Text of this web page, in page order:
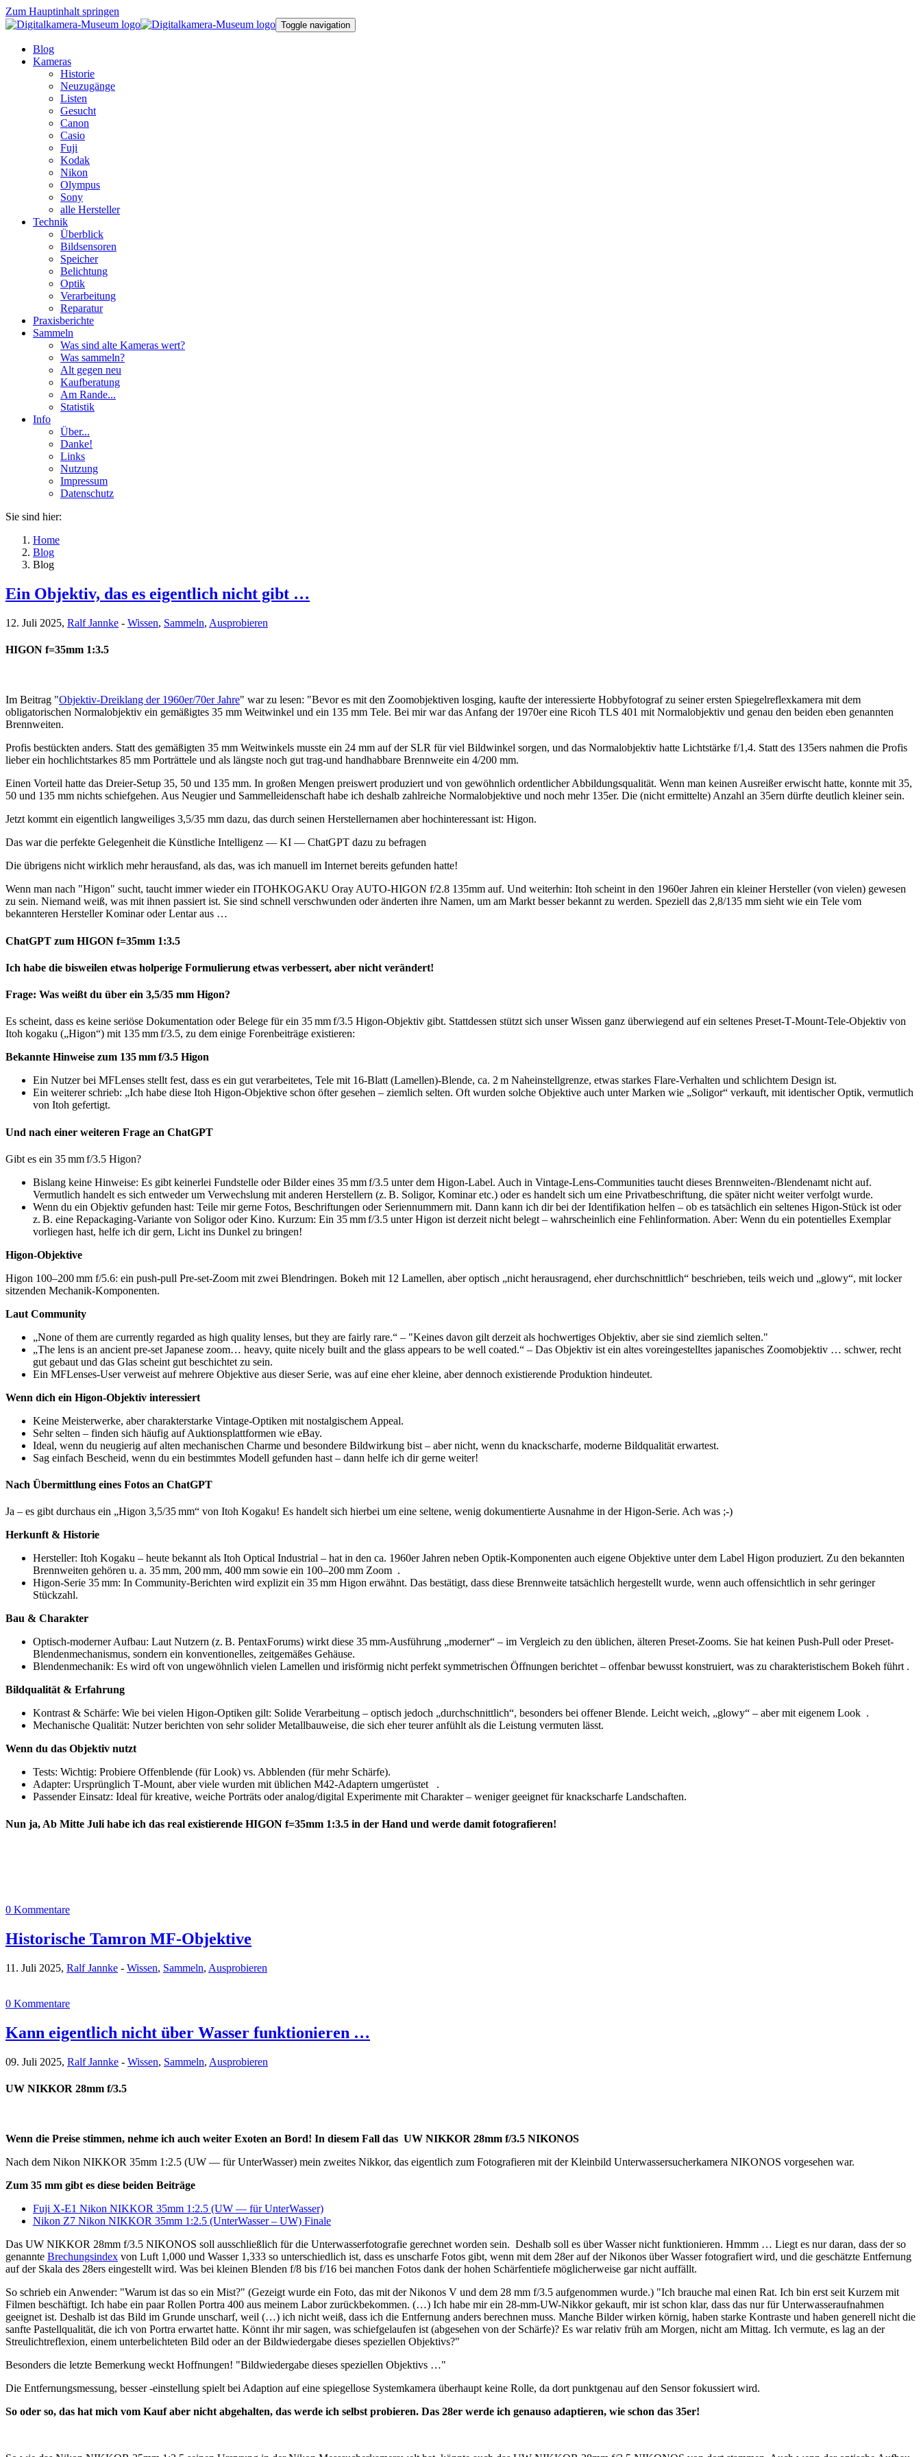
Zum Hauptinhalt springen
Toggle navigation
Blog
Kameras
Historie
Neuzugänge
Listen
Gesucht
Canon
Casio
Fuji
Kodak
Nikon
Olympus
Sony
alle Hersteller
Technik
Überblick
Bildsensoren
Speicher
Belichtung
Optik
Verarbeitung
Reparatur
Praxisberichte
Sammeln
Was sind alte Kameras wert?
Was sammeln?
Alt gegen neu
Kaufberatung
Am Rande...
Statistik
Info
Über...
Danke!
Links
Nutzung
Impressum
Datenschutz
Sie sind hier:
Home
Blog
Blog
Ein Objektiv, das es eigentlich nicht gibt …
12. Juli 2025, Ralf Jannke - Wissen, Sammeln, Ausprobieren
HIGON f=35mm 1:3.5
Im Beitrag "Objektiv-Dreiklang der 1960er/70er Jahre" war zu lesen: "Bevor es mit den Zoomobjektiven losging, kaufte der interessierte Hobbyfotograf zu seiner ersten Spiegelreflexkamera mit dem
obligatorischen Normalobjektiv ein gemäßigtes 35 mm Weitwinkel und ein 135 mm Tele. Bei mir war das Anfang der 1970er eine Ricoh TLS 401 mit Normalobjektiv und genau den beiden eben genannten
Brennweiten.
Profis bestückten anders. Statt des gemäßigten 35 mm Weitwinkels musste ein 24 mm auf der SLR für viel Bildwinkel sorgen, und das Normalobjektiv hatte Lichtstärke f/1,4. Statt des 135ers nahmen die Profis
lieber ein hochlichtstarkes 85 mm Porträttele und als längste noch gut trag-und handhabbare Brennweite ein 4/200 mm.
Einen Vorteil hatte das Dreier-Setup 35, 50 und 135 mm. In großen Mengen preiswert produziert und von gewöhnlich ordentlicher Abbildungsqualität. Wenn man keinen Ausreißer erwischt hatte, konnte mit 35,
50 und 135 mm nichts schiefgehen. Aus Neugier und Sammelleidenschaft habe ich deshalb zahlreiche Normalobjektive und noch mehr 135er. Die (nicht ermittelte) Anzahl an 35ern dürfte deutlich kleiner sein.
Jetzt kommt ein eigentlich langweiliges 3,5/35 mm dazu, das durch seinen Herstellernamen aber hochinteressant ist: Higon.
Das war die perfekte Gelegenheit die Künstliche Intelligenz — KI — ChatGPT dazu zu befragen
Die übrigens nicht wirklich mehr herausfand, als das, was ich manuell im Internet bereits gefunden hatte!
Wenn man nach "Higon" sucht, taucht immer wieder ein ITOHKOGAKU Oray AUTO-HIGON f/2.8 135mm auf. Und weiterhin: Itoh scheint in den 1960er Jahren ein kleiner Hersteller (von vielen) gewesen
zu sein. Niemand weiß, was mit ihnen passiert ist. Sie sind schnell verschwunden oder änderten ihre Namen, um am Markt besser bekannt zu werden. Speziell das 2,8/135 mm sieht wie ein Tele vom
bekannteren Hersteller Kominar oder Lentar aus …
ChatGPT zum HIGON f=35mm 1:3.5
Ich habe die bisweilen etwas holperige Formulierung etwas verbessert, aber nicht verändert!
Frage: Was weißt du über ein 3,5/35 mm Higon?
Es scheint, dass es keine seriöse Dokumentation oder Belege für ein 35 mm f/3.5 Higon‑Objektiv gibt. Stattdessen stützt sich unser Wissen ganz überwiegend auf ein seltenes Preset‑T‑Mount‑Tele‑Objektiv von
Itoh kogaku („Higon“) mit 135 mm f/3.5, zu dem einige Forenbeiträge existieren:
Bekannte Hinweise zum 135 mm f/3.5 Higon
Ein Nutzer bei MFLenses stellt fest, dass es ein gut verarbeitetes, Tele mit 16‑Blatt (Lamellen)‑Blende, ca. 2 m Naheinstellgrenze, etwas starkes Flare-Verhalten und schlichtem Design ist.
Ein weiterer schrieb: „Ich habe diese Itoh Higon-Objektive schon öfter gesehen – ziemlich selten. Oft wurden solche Objektive auch unter Marken wie „Soligor“ verkauft, mit identischer Optik, vermutlich
von Itoh gefertigt.
Und nach einer weiteren Frage an ChatGPT
Gibt es ein 35 mm f/3.5 Higon?
Bislang keine Hinweise: Es gibt keinerlei Fundstelle oder Bilder eines 35 mm f/3.5 unter dem Higon‑Label. Auch in Vintage‑Lens‑Communities taucht dieses Brennweiten‑/Blendenamt nicht auf.
Vermutlich handelt es sich entweder um Verwechslung mit anderen Herstellern (z. B. Soligor, Kominar etc.) oder es handelt sich um eine Privatbeschriftung, die später nicht weiter verfolgt wurde.
Wenn du ein Objektiv gefunden hast: Teile mir gerne Fotos, Beschriftungen oder Seriennummern mit. Dann kann ich dir bei der Identifikation helfen – ob es tatsächlich ein seltenes Higon‑Stück ist oder
z. B. eine Repackaging‑Variante von Soligor oder Kino. Kurzum: Ein 35 mm f/3.5 unter Higon ist derzeit nicht belegt – wahrscheinlich eine Fehlinformation. Aber: Wenn du ein potentielles Exemplar
vorliegen hast, helfe ich dir gern, Licht ins Dunkel zu bringen!
Higon-Objektive
Higon 100–200 mm f/5.6: ein push-pull Pre-set-Zoom mit zwei Blendringen. Bokeh mit 12 Lamellen, aber optisch „nicht herausragend, eher durchschnittlich“ beschrieben, teils weich und „glowy“, mit locker
sitzenden Mechanik-Komponenten.
Laut Community
„None of them are currently regarded as high quality lenses, but they are fairly rare.“ – "Keines davon gilt derzeit als hochwertiges Objektiv, aber sie sind ziemlich selten."
„The lens is an ancient pre-set Japanese zoom… heavy, quite nicely built and the glass appears to be well coated.“ – Das Objektiv ist ein altes voreingestelltes japanisches Zoomobjektiv … schwer, recht
gut gebaut und das Glas scheint gut beschichtet zu sein.
Ein MFLenses-User verweist auf mehrere Objektive aus dieser Serie, was auf eine eher kleine, aber dennoch existierende Produktion hindeutet.
Wenn dich ein Higon‑Objektiv interessiert
Keine Meisterwerke, aber charakterstarke Vintage-Optiken mit nostalgischem Appeal.
Sehr selten – finden sich häufig auf Auktionsplattformen wie eBay.
Ideal, wenn du neugierig auf alten mechanischen Charme und besondere Bildwirkung bist – aber nicht, wenn du knackscharfe, moderne Bildqualität erwartest.
Sag einfach Bescheid, wenn du ein bestimmtes Modell gefunden hast – dann helfe ich dir gerne weiter!
Nach Übermittlung eines Fotos an ChatGPT
Ja – es gibt durchaus ein „Higon 3,5/35 mm“ von Itoh Kogaku! Es handelt sich hierbei um eine seltene, wenig dokumentierte Ausnahme in der Higon-Serie. Ach was ;-)
Herkunft & Historie
Hersteller: Itoh Kogaku – heute bekannt als Itoh Optical Industrial – hat in den ca. 1960er Jahren neben Optik-Komponenten auch eigene Objektive unter dem Label Higon produziert. Zu den bekannten
Brennweiten gehören u. a. 35 mm, 200 mm, 400 mm sowie ein 100–200 mm Zoom .
Higon‑Serie 35 mm: In Community-Berichten wird explizit ein 35 mm Higon erwähnt. Das bestätigt, dass diese Brennweite tatsächlich hergestellt wurde, wenn auch offensichtlich in sehr geringer
Stückzahl.
Bau & Charakter
Optisch-moderner Aufbau: Laut Nutzern (z. B. PentaxForums) wirkt diese 35 mm-Ausführung „moderner“ – im Vergleich zu den üblichen, älteren Preset-Zooms. Sie hat keinen Push-Pull oder Preset-
Blendenmechanismus, sondern ein konventionelles, zeitgemäßes Gehäuse.
Blendenmechanik: Es wird oft von ungewöhnlich vielen Lamellen und irisförmig nicht perfekt symmetrischen Öffnungen berichtet – offenbar bewusst konstruiert, was zu charakteristischem Bokeh führt .
Bildqualität & Erfahrung
Kontrast & Schärfe: Wie bei vielen Higon‑Optiken gilt: Solide Verarbeitung – optisch jedoch „durchschnittlich“, besonders bei offener Blende. Leicht weich, „glowy“ – aber mit eigenem Look .
Mechanische Qualität: Nutzer berichten von sehr solider Metallbauweise, die sich eher teurer anfühlt als die Leistung vermuten lässt.
Wenn du das Objektiv nutzt
Tests: Wichtig: Probiere Offenblende (für Look) vs. Abblenden (für mehr Schärfe).
Adapter: Ursprünglich T‑Mount, aber viele wurden mit üblichen M42-Adaptern umgerüstet .
Passender Einsatz: Ideal für kreative, weiche Porträts oder analog/digital Experimente mit Charakter – weniger geeignet für knackscharfe Landschaften.
Nun ja, Ab Mitte Juli habe ich das real existierende HIGON f=35mm 1:3.5 in der Hand und werde damit fotografieren!
0 Kommentare
Historische Tamron MF-Objektive
11. Juli 2025, Ralf Jannke - Wissen, Sammeln, Ausprobieren
0 Kommentare
Kann eigentlich nicht über Wasser funktionieren …
09. Juli 2025, Ralf Jannke - Wissen, Sammeln, Ausprobieren
UW NIKKOR 28mm f/3.5
Wenn die Preise stimmen, nehme ich auch weiter Exoten an Bord! In diesem Fall das UW NIKKOR 28mm f/3.5 NIKONOS
Nach dem Nikon NIKKOR 35mm 1:2.5 (UW — für UnterWasser) mein zweites Nikkor, das eigentlich zum Fotografieren mit der Kleinbild Unterwassersucherkamera NIKONOS vorgesehen war.
Zum 35 mm gibt es diese beiden Beiträge
Fuji X-E1 Nikon NIKKOR 35mm 1:2.5 (UW — für UnterWasser)
Nikon Z7 Nikon NIKKOR 35mm 1:2.5 (UnterWasser – UW) Finale
Das UW NIKKOR 28mm f/3.5 NIKONOS soll ausschließlich für die Unterwasserfotografie gerechnet worden sein. Deshalb soll es über Wasser nicht funktionieren. Hmmm … Liegt es nur daran, dass der so
genannte Brechungsindex von Luft 1,000 und Wasser 1,333 so unterschiedlich ist, dass es unscharfe Fotos gibt, wenn mit dem 28er auf der Nikonos über Wasser fotografiert wird, und die geschätzte Entfernung
auf der Skala des 28ers eingestellt wird. Was bei kleinen Blenden f/8 bis f/16 bei manchen Fotos dank der hohen Schärfentiefe möglicherweise gar nicht auffällt.
So schrieb ein Anwender: "Warum ist das so ein Mist?" (Gezeigt wurde ein Foto, das mit der Nikonos V und dem 28 mm f/3.5 aufgenommen wurde.) "Ich brauche mal einen Rat. Ich bin erst seit Kurzem mit
Filmen beschäftigt. Ich habe ein paar Rollen Portra 400 aus meinem Labor zurückbekommen. (…) Ich habe mir ein 28-mm-UW-Nikkor gekauft, mir ist schon klar, dass das nur für Unterwasseraufnahmen
geeignet ist. Deshalb ist das Bild im Grunde unscharf, weil (…) ich nicht weiß, dass ich die Entfernung anders berechnen muss. Manche Bilder wirken körnig, haben starke Kontraste und haben generell nicht die
sanfte Pastellqualität, die ich von Portra erwartet hatte. Könnt ihr mir sagen, was schiefgelaufen ist (abgesehen von der Schärfe)? Es war relativ früh am Morgen, nicht am Mittag. Ich vermute, es lag an der
Streulichtreflexion, einem unterbelichteten Bild oder an der Bildwiedergabe dieses speziellen Objektivs?"
Besonders die letzte Bemerkung weckt Hoffnungen! "Bildwiedergabe dieses speziellen Objektivs …"
Die Entfernungsmessung, besser -einstellung spielt bei Adaption auf eine spiegellose Systemkamera überhaupt keine Rolle, da dort punktgenau auf den Sensor fokussiert wird.
So oder so, das hat mich vom Kauf aber nicht abgehalten, das werde ich selbst probieren. Das 28er werde ich genauso adaptieren, wie schon das 35er!